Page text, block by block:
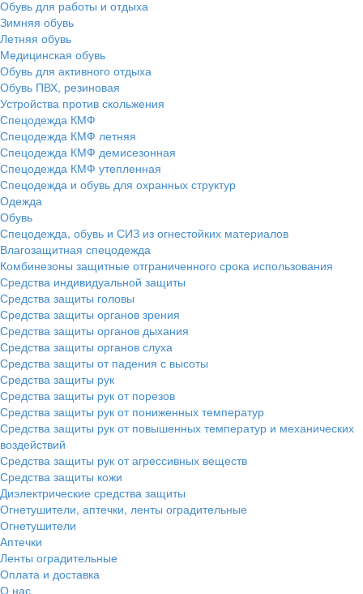
Обувь для работы и отдыха
Зимняя обувь
Летняя обувь
Медицинская обувь
Обувь для активного отдыха
Обувь ПВХ, резиновая
Устройства против скольжения
Спецодежда КМФ
Спецодежда КМФ летняя
Спецодежда КМФ демисезонная
Спецодежда КМФ утепленная
Спецодежда и обувь для охранных структур
Одежда
Обувь
Спецодежда, обувь и СИЗ из огнестойких материалов
Влагозащитная спецодежда
Комбинезоны защитные отграниченного срока использования
Средства индивидуальной защиты
Средства защиты головы
Средства защиты органов зрения
Средства защиты органов дыхания
Средства защиты органов слуха
Средства защиты от падения с высоты
Средства защиты рук
Средства защиты рук от порезов
Средства защиты рук от пониженных температур
Средства защиты рук от повышенных температур и механических
воздействий
Средства защиты рук от агрессивных веществ
Средства защиты кожи
Диэлектрические средства защиты
Огнетушители, аптечки, ленты оградительные
Огнетушители
Аптечки
Ленты оградительные
Оплата и доставка
О нас